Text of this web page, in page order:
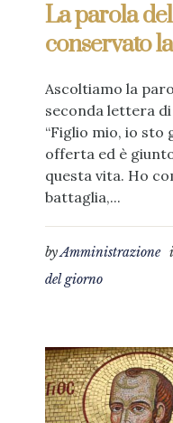
La parola
conservato
Ascoltiamo la
seconda lettera
“Figlio mio, io sto
offerta ed è
questa vita. Ho
battaglia,...
byAmministrazione
del giorno